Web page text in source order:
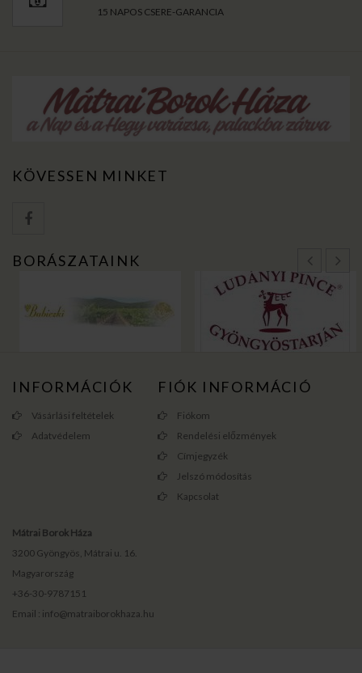
15 NAPOS CSERE-GARANCIA
KÖVESSEN MINKET
BORÁSZATAINK
INFORMÁCIÓK
Vásárlási feltételek
Adatvédelem
FIÓK INFORMÁCIÓ
Fiókom
Rendelési előzmények
Címjegyzék
Jelszó módosítás
Kapcsolat
Mátrai Borok Háza
3200 Gyöngyös, Mátrai u. 16.
Magyarország
+36-30-9787151
Email : info@matraiborokhaza.hu